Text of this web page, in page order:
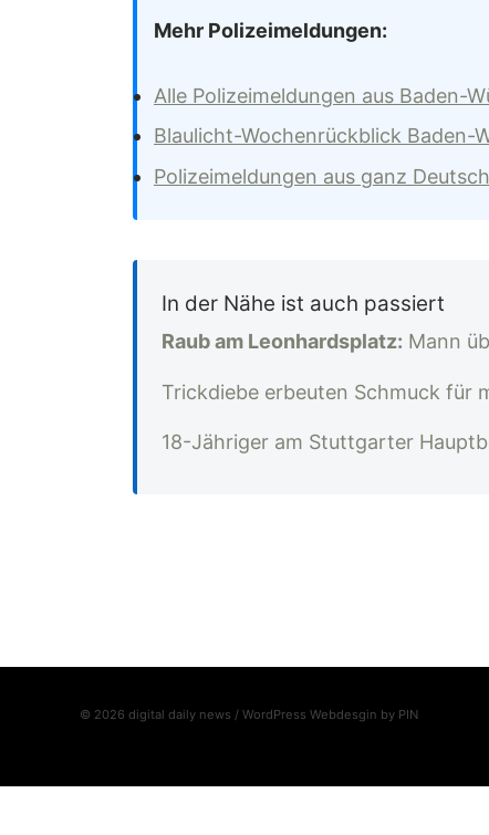
Mehr Polizeimeldungen:
Alle Polizeimeldungen aus Baden-
Blaulicht-Wochenrückblick Baden-
Polizeimeldungen aus ganz
In der Nähe ist auch passiert
Raub am Leonhardsplatz: Mann
Trickdiebe erbeuten Schmuck für
18-Jähriger am Stuttgarter
© 2026 digital daily news / WordPress Webdesgin by PIN